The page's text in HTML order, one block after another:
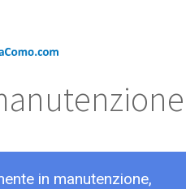
in manutenzione,